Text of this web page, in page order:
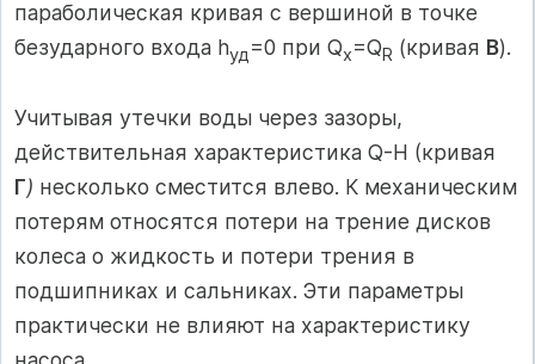
параболическая кривая с вершиной в точке
безударного входа hуд =0 при Qx=QR (кривая В).
Учитывая утечки воды через зазоры,
действительная характеристика Q-H (кривая
Г) несколько сместится влево. К механическим
потерям относятся потери на трение дисков
колеса о жидкость и потери трения в
подшипниках и сальниках. Эти параметры
практически не влияют на характеристику